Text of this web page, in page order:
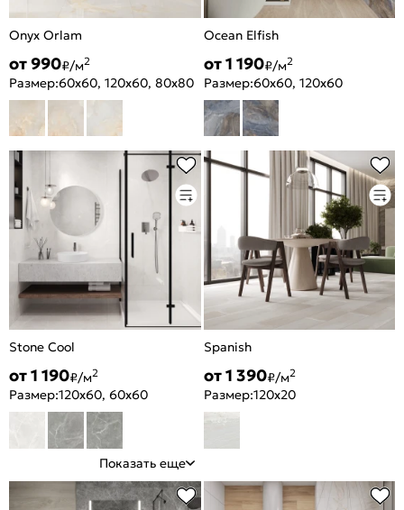
Onyx Orlam
от 990₽/м2
Размер:60x60, 120x60, 80x80
Ocean Elfish
от 1 190₽/м2
Размер:60x60, 120x60
Stone Cool
от 1 190₽/м2
Размер:120x60, 60x60
Показать еще
Spanish
от 1 390₽/м2
Размер:120x20